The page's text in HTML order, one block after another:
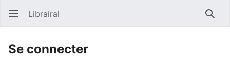
Ouvrir le menu principal Librairal
Se connecter